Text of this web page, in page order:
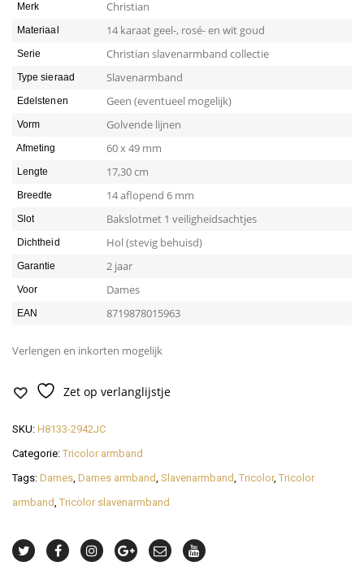
Merk Christian
Materiaal 14 karaat geel-, rosé- en wit goud
Serie Christian slavenarmband collectie
Type sieraad Slavenarmband
Edelstenen Geen (eventueel mogelijk)
Vorm Golvende lijnen
Afmeting 60 x 49 mm
Lengte 17,30 cm
Breedte 14 aflopend 6 mm
Slot Bakslotmet 1 veiligheidsachtjes
Dichtheid Hol (stevig behuisd)
Garantie 2 jaar
Voor Dames
EAN 8719878015963
Verlengen en inkorten mogelijk
Zet op verlanglijstje
SKU: H8133-2942JC
Categorie: Tricolor armband
Tags: Dames Dames armband Slavenarmband Tricolor, Tricolor
armband Tricolor slavenarmband